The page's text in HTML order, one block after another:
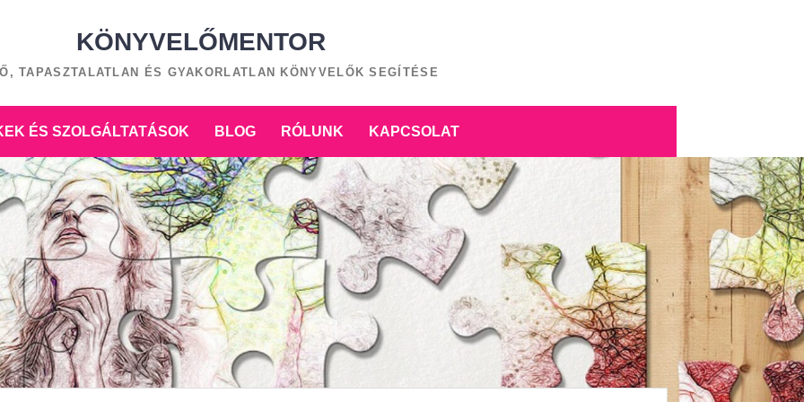
KÖNYVELŐMENTOR
TAPASZTALATLAN ÉS GYAKORLATLAN KÖNYVELŐK SEGÍTÉSE
ÉS SZOLGÁLTATÁSOK BLOG RÓLUNK KAPCSOLAT